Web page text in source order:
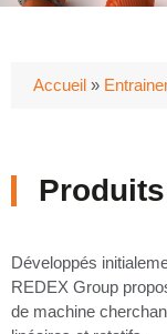
Accueil »
Produits
Développés
REDEX Group
de machine